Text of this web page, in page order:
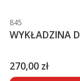
Kod produktu
845
WYKŁADZINA
Cena
270,00 zł